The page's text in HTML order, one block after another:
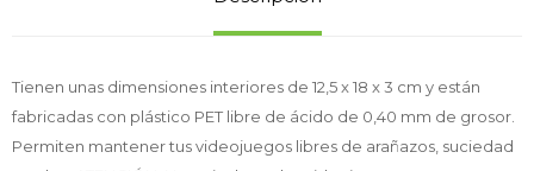
Tienen unas dimensiones interiores de 12,5 x 18 x 3 cm y están
fabricadas con plástico PET libre de ácido de 0,40 mm de grosor.
Permiten mantener tus videojuegos libres de arañazos, suciedad